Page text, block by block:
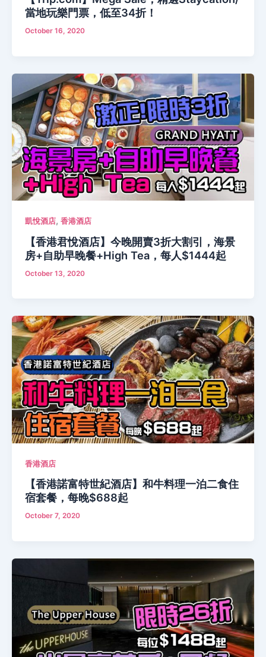
當地玩樂門票，低至34折！
October 16, 2020
凱悅酒店, 香港酒店
【香港君悅酒店】今晚開賣3折大割引，海景
房+自助早晚餐+High Tea，每人$1444起
October 13, 2020
香港酒店
【香港諾富特世紀酒店】和牛料理一泊二食住
宿套餐，每晚$688起
October 7, 2020